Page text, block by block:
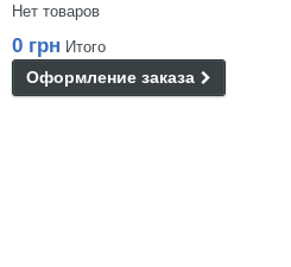
Нет товаров
0 грн Итого
Оформление заказа